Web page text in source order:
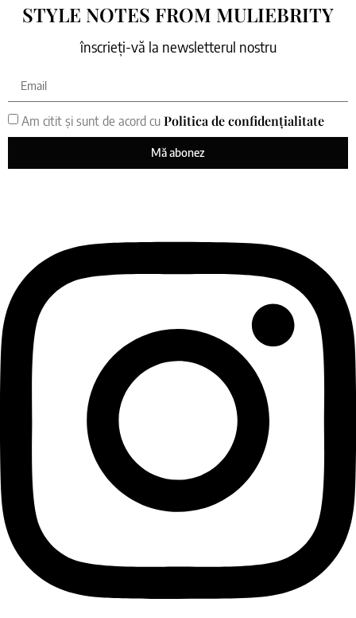
STYLE NOTES FROM MULIEBRITY
înscrieți-vă la newsletterul nostru
Am citit și sunt de acord cu Politica de confidențialitate
Mă abonez